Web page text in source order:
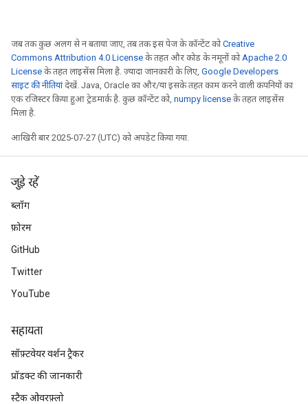
जब तक कुछ अलग से न बताया जाए, तब तक इस पेज के कॉन्टेंट कोCreative
Commons Attribution 4.0 License के तहत और कोड के नमूनों कोApache 2.0
License के तहत लाइसेंस मिला है. ज़्यादा जानकारी के लिए, Google Developers
साइट की नीतियांदेखें. Java, Oracle का और/या इसके तहत काम करने वाली कंपनियों का
एक रजिस्टर किया हुआ ट्रेडमार्क है. कुछ कॉन्टेंट को, numpy license के तहत लाइसेंस
मिला है.
आखिरी बार 2025-07-27 (UTC) को अपडेट किया गया.
जुड़े रहें
ब्लॉग
फ़ोरम
GitHub
Twitter
YouTube
सहायता
सॉफ़्टवेयर वर्शन ट्रैकर
प्रॉडक्ट की जानकारी
स्टैक ओवरफ़्लो